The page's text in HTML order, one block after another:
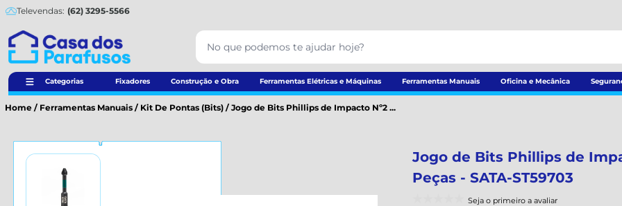
Televendas: (62) 3295-5566
Categorias Fixadores Construção e Obra Ferramentas Elétricas e Máquinas Ferramentas Manuais Oficina e Mecânica
Home / Ferramentas Manuais / Kit De Pontas (Bits) / Jogo de Bits Phillips de Impacto Nº2 ...
Jogo de Bits Phillips de
Peças - SATA-ST59703
Seja o primeiro a avaliar